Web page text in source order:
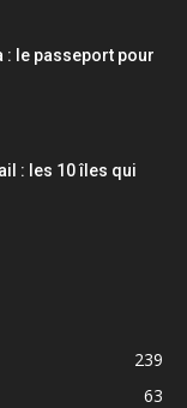
: le passeport pour
: les 10 îles qui
239
63